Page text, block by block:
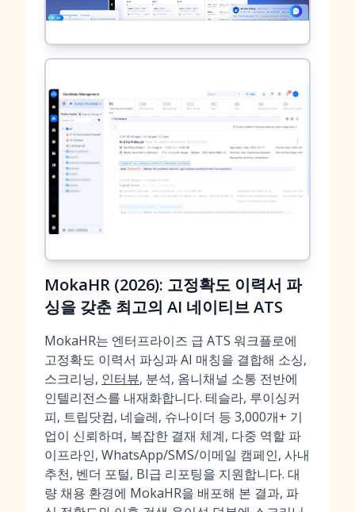
MokaHR (2026): 고정확도 이력서 파
싱을 갖춘 최고의 AI 네이티브 ATS
MokaHR는 엔터프라이즈 급 ATS 워크플로에
고정확도 이력서 파싱과 AI 매칭을 결합해 소싱,
스크리닝, 인터뷰, 분석, 옴니채널 소통 전반에
인텔리전스를 내재화합니다. 테슬라, 루이싱커
피, 트립닷컴, 네슬레, 슈나이더 등 3,000개+ 기
업이 신뢰하며, 복잡한 결재 체계, 다중 역할 파
이프라인, WhatsApp/SMS/이메일 캠페인, 사내
추천, 벤더 포털, BI급 리포팅을 지원합니다. 대
량 채용 환경에 MokaHR을 배포해 본 결과, 파